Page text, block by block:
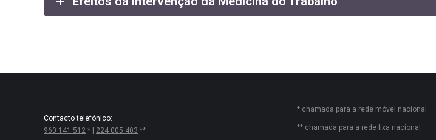
Contacto telefónico:
960 141 512 * | 224 005 403 **
* chamada para a rede móvel nacional
** chamada para a rede fixa nacional